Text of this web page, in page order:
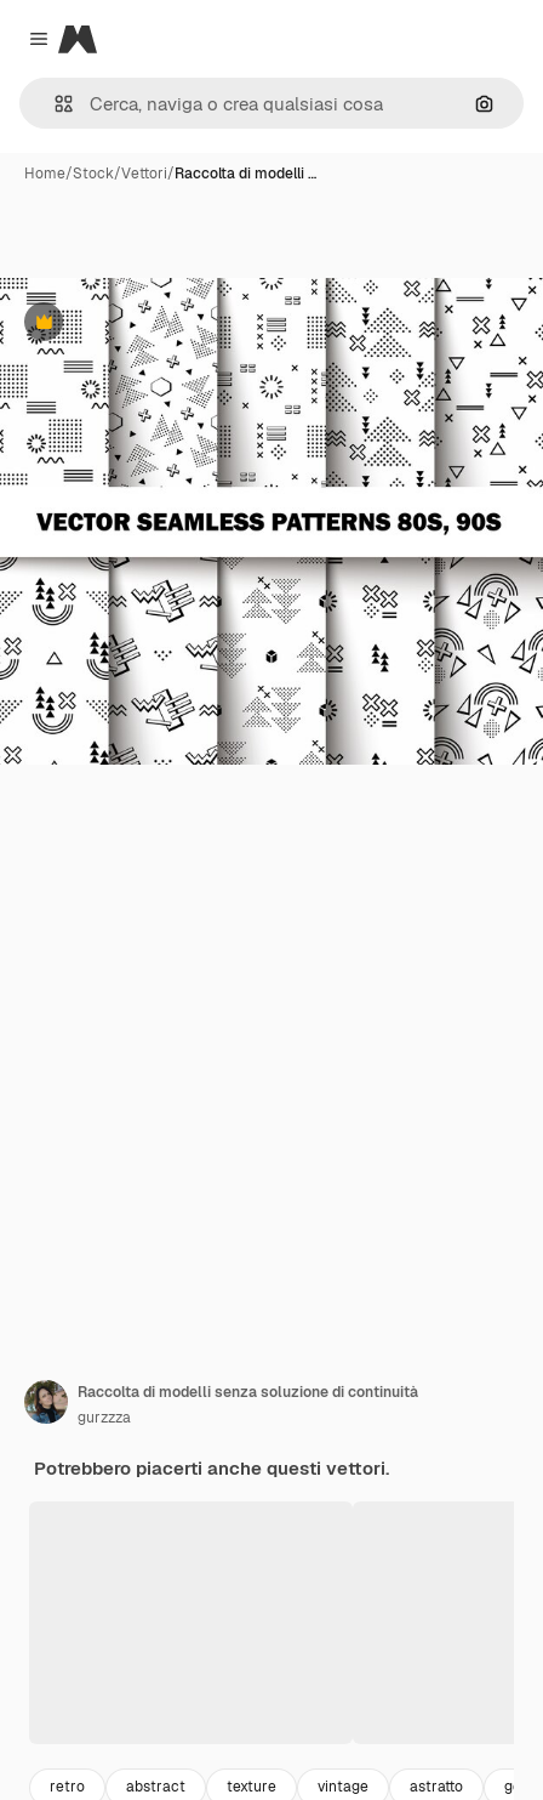
Close menu
Magnific
Cerca
Home/Stock/Vettori/Raccolta di modelli …
Premium
Raccolta di modelli senza soluzione di continuità
gurzzza
Potrebbero piacerti anche questi vettori.
retro abstract texture vintage astratto